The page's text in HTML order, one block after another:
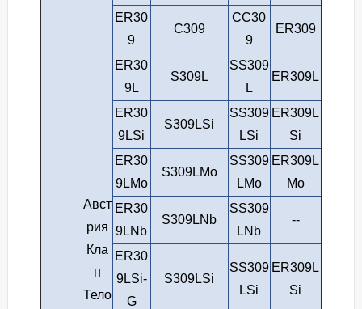
Авст
рия
Кла
н
Тело
ER30
9
С309
СС30
9
ER309
ER30
9L
S309L
SS309
L
ER309L
ER30
9LSi
S309LSi
SS309
LSi
ER309L
Si
ER30
9LMo
S309LMo
SS309
LMo
ER309L
Mo
ER30
9LNb
S309LNb
SS309
LNb
--
ER30
9LSi-
G
S309LSi
SS309
LSi
ER309L
Si